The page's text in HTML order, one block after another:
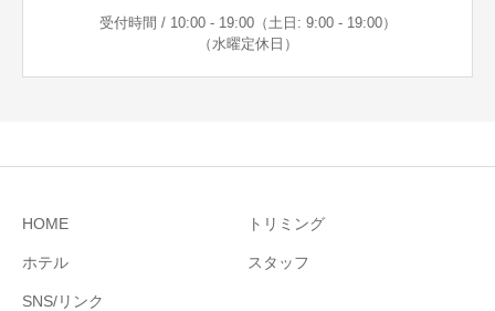
受付時間 / 10:00 - 19:00（土日: 9:00 - 19:00）
（水曜定休日）
HOME トリミング
ホテル スタッフ
SNS/リンク